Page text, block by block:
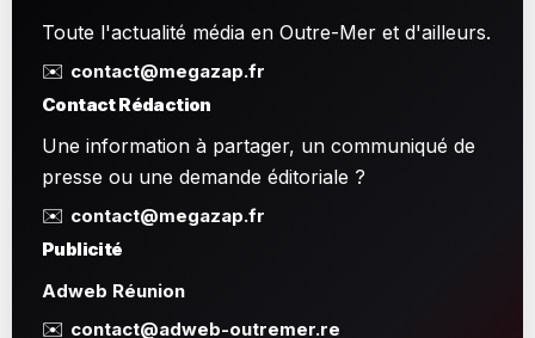
Toute l'actualité média en Outre-Mer et d'ailleurs.
✉️ contact@megazap.fr
Contact Rédaction
Une information à partager, un communiqué de
presse ou une demande éditoriale ?
✉️ contact@megazap.fr
Publicité
Adweb Réunion
✉️ contact@adweb-outremer.re